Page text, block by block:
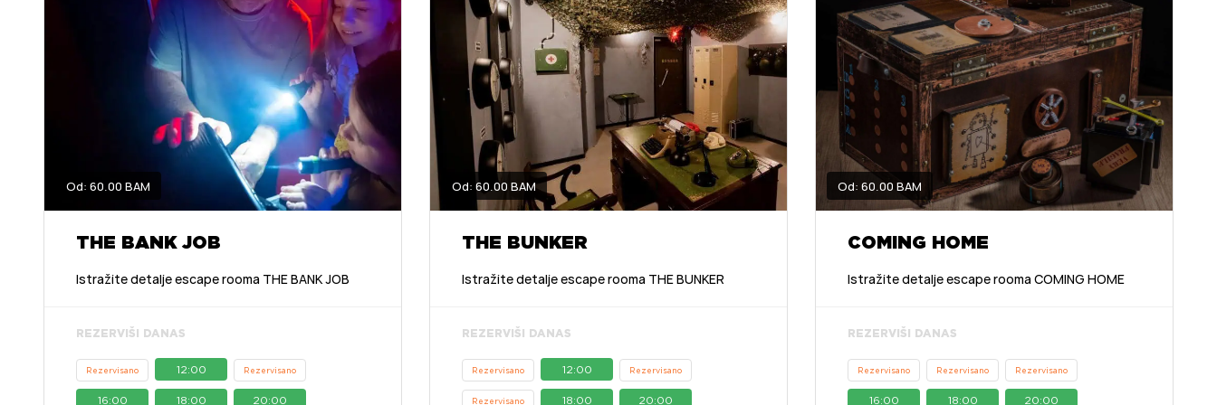
Od: 60.00 BAM
THE BANK JOB
Istražite detalje escape rooma THE BANK JOB
REZERVIŠI DANAS
Rezervisano 12:00 Rezervisano
16:00 18:00 20:00
Od: 60.00 BAM
THE BUNKER
Istražite detalje escape rooma THE BUNKER
REZERVIŠI DANAS
Rezervisano 12:00 Rezervisano
Rezervisano 18:00 20:00
Od: 60.00 BAM
COMING HOME
Istražite detalje escape rooma COMING HOME
REZERVIŠI DANAS
Rezervisano Rezervisano Rezervisano
16:00 18:00 20:00